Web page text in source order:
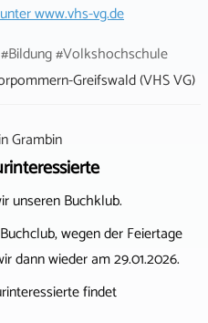
www.vhs-vg.de
#Volkshochschule
Greifswald (VHS VG)
inGrambin
unseren Buchklub.
wegen der Feiertage
dann wieder am 29.01.2026.
findet